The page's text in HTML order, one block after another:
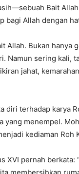
Bait
bagi Allah dengan
Allah. Bukan hanya
Namun sering kali,
jahat,
diri terhadap karya
yang menempel.
kediaman Roh
XVI pernah